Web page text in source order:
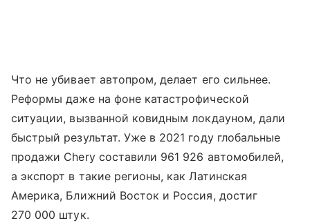
Что не убивает автопром, делает его сильнее.
Реформы даже на фоне катастрофической
ситуации, вызванной ковидным локдауном, дали
быстрый результат. Уже в 2021 году глобальные
продажи Chery составили 961 926 автомобилей,
а экспорт в такие регионы, как Латинская
Америка, Ближний Восток и Россия, достиг
270 000 штук.